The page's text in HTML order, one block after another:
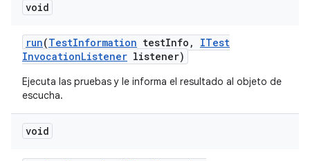
void
run(TestInformation testInfo ,
ITest
InvocationListener listener)
Ejecuta las pruebas y le informa el resultado al objeto de
escucha.
void